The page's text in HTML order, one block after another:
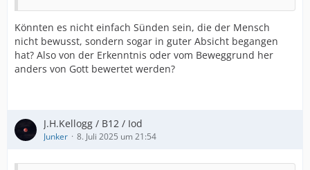
Könnten es nicht einfach Sünden sein, die der Mensch
nicht bewusst, sondern sogar in guter Absicht begangen
hat? Also von der Erkenntnis oder vom Beweggrund her
anders von Gott bewertet werden?
J.H.Kellogg / B12 / Iod
Junker 8. Juli 2025 um 21:54